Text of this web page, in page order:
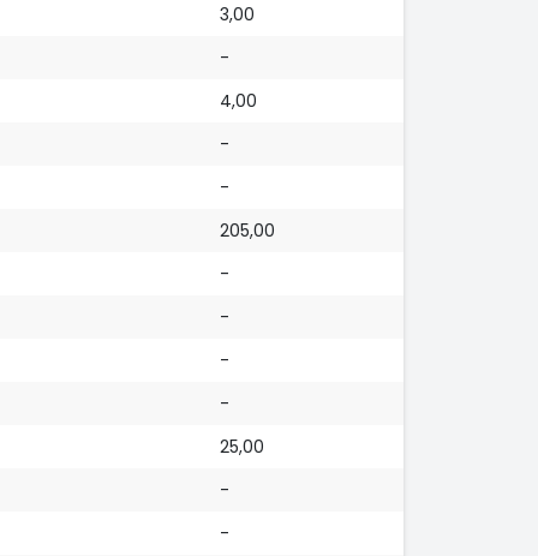
3,00
-
4,00
-
-
205,00
-
-
-
-
25,00
-
-